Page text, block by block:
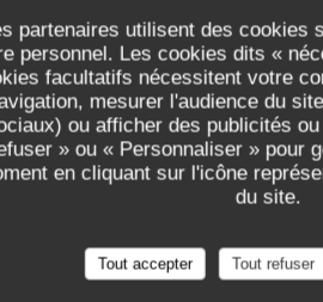
partenaires utilisent des cookies
personnel. Les cookies dits «
facultatifs nécessitent votre
mesurer l'audience du
ou afficher des publicités
» ou « Personnaliser » pour
en cliquant sur l'icône
du site.
Tout accepter Tout refuser
Les